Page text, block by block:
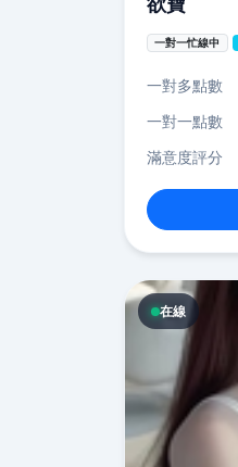
一對一忙線中
一對多點數
一對一點數
滿意度評分
在線